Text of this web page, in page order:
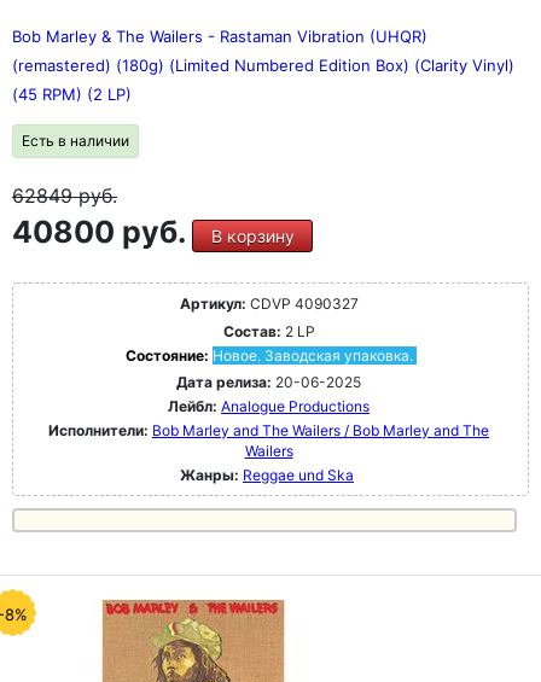
Bob Marley & The Wailers - Rastaman Vibration (UHQR)
(remastered) (180g) (Limited Numbered Edition Box) (Clarity Vinyl)
(45 RPM) (2 LP)
Есть в наличии
62849руб.
40800 руб. В корзину
Артикул: CDVP 4090327
Состав: 2 LP
Состояние: Новое. Заводская упаковка.
Дата релиза: 20-06-2025
Лейбл: Analogue Productions
Исполнители: Bob Marley and The Wailers / Bob Marley and The
Wailers
Жанры: Reggae und Ska
8%